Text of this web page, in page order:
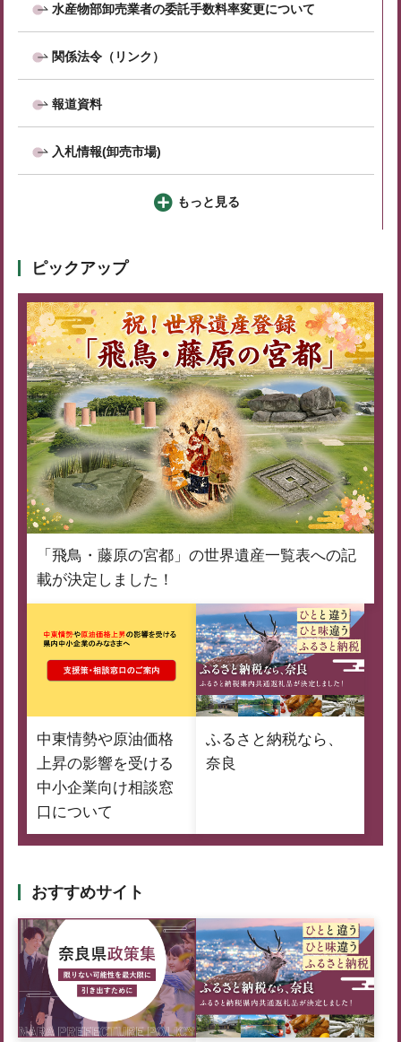
水産物部卸売業者の委託手数料率変更について
関係法令（リンク）
報道資料
入札情報(卸売市場)
もっと見る
ピックアップ
「飛鳥・藤原の宮都」の世界遺産一覧表への記
載が決定しました！
中東情勢や原油価格
上昇の影響を受ける
中小企業向け相談窓
口について
ふるさと納税なら、
奈良
おすすめサイト